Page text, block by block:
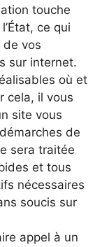
touche
ce qui
de vos
sur internet.
où et
cela, il vous
site vous
de
sera traitée
et tous
nécessaires
soucis sur
appel à un